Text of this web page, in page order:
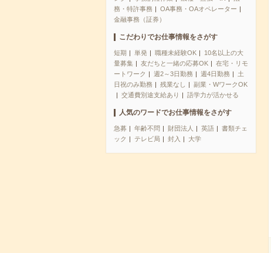
務・特許事務
OA事務・OAオペレーター
金融事務（証券）
こだわりでお仕事情報をさがす
短期 単発 職種未経験OK
10名以上の大
量募集
友だちと一緒の応募OK
在宅・リモ
ートワーク
週2～3日勤務 週4日勤務
土
日祝のみ勤務
残業なし
副業・WワークOK
交通費別途支給あり
語学力が活かせる
人気のワードでお仕事情報をさがす
急募 年齢不問 財団法人 英語
書類チェ
ック
テレビ局 封入 大学